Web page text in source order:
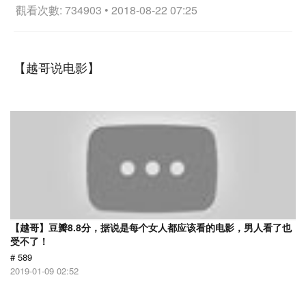
觀看次數: 734903 • 2018-08-22 07:25
【越哥说电影】
【越哥】豆瓣8.8分，据说是每个女人都应该看的电影，男人看了也
受不了！
# 589
2019-01-09 02:52